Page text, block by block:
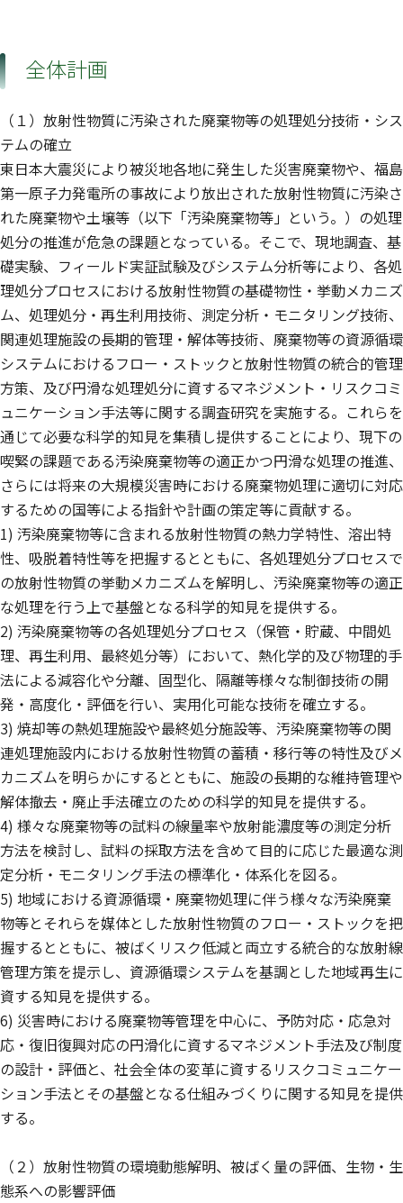
全体計画
（１）放射性物質に汚染された廃棄物等の処理処分技術・シス
テムの確立
東日本大震災により被災地各地に発生した災害廃棄物や、福島
第一原子力発電所の事故により放出された放射性物質に汚染さ
れた廃棄物や土壌等（以下「汚染廃棄物等」という。）の処理
処分の推進が危急の課題となっている。そこで、現地調査、基
礎実験、フィールド実証試験及びシステム分析等により、各処
理処分プロセスにおける放射性物質の基礎物性・挙動メカニズ
ム、処理処分・再生利用技術、測定分析・モニタリング技術、
関連処理施設の長期的管理・解体等技術、廃棄物等の資源循環
システムにおけるフロー・ストックと放射性物質の統合的管理
方策、及び円滑な処理処分に資するマネジメント・リスクコミ
ュニケーション手法等に関する調査研究を実施する。これらを
通じて必要な科学的知見を集積し提供することにより、現下の
喫緊の課題である汚染廃棄物等の適正かつ円滑な処理の推進、
さらには将来の大規模災害時における廃棄物処理に適切に対応
するための国等による指針や計画の策定等に貢献する。
1) 汚染廃棄物等に含まれる放射性物質の熱力学特性、溶出特
性、吸脱着特性等を把握するとともに、各処理処分プロセスで
の放射性物質の挙動メカニズムを解明し、汚染廃棄物等の適正
な処理を行う上で基盤となる科学的知見を提供する。
2) 汚染廃棄物等の各処理処分プロセス（保管・貯蔵、中間処
理、再生利用、最終処分等）において、熱化学的及び物理的手
法による減容化や分離、固型化、隔離等様々な制御技術の開
発・高度化・評価を行い、実用化可能な技術を確立する。
3) 焼却等の熱処理施設や最終処分施設等、汚染廃棄物等の関
連処理施設内における放射性物質の蓄積・移行等の特性及びメ
カニズムを明らかにするとともに、施設の長期的な維持管理や
解体撤去・廃止手法確立のための科学的知見を提供する。
4) 様々な廃棄物等の試料の線量率や放射能濃度等の測定分析
方法を検討し、試料の採取方法を含めて目的に応じた最適な測
定分析・モニタリング手法の標準化・体系化を図る。
5) 地域における資源循環・廃棄物処理に伴う様々な汚染廃棄
物等とそれらを媒体とした放射性物質のフロー・ストックを把
握するとともに、被ばくリスク低減と両立する統合的な放射線
管理方策を提示し、資源循環システムを基調とした地域再生に
資する知見を提供する。
6) 災害時における廃棄物等管理を中心に、予防対応・応急対
応・復旧復興対応の円滑化に資するマネジメント手法及び制度
の設計・評価と、社会全体の変革に資するリスクコミュニケー
ション手法とその基盤となる仕組みづくりに関する知見を提供
する。
（２）放射性物質の環境動態解明、被ばく量の評価、生物・生
態系への影響評価